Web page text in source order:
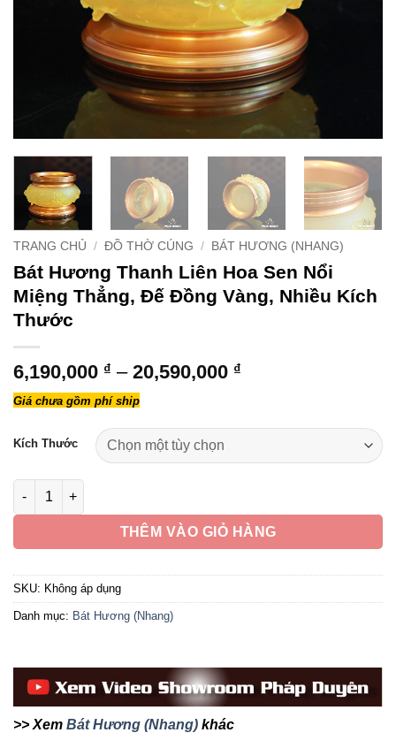
TRANG CHỦ / ĐỒ THỜ CÚNG / BÁT HƯƠNG (NHANG)
Bát Hương Thanh Liên Hoa Sen Nổi
Miệng Thẳng, Đế Đồng Vàng, Nhiều Kích
Thước
6,190,000 ₫ – 20,590,000 ₫
6,190,000 ₫
20,590,000 ₫
Giá chưa gồm phí ship
Kích Thước
Bát Hương Thanh Liên Hoa Sen Nổi Miệng Thẳng, Đế Đồng
THÊM VÀO GIỎ HÀNG
SKU: Không áp dụng
Danh mục: Bát Hương (Nhang)
>> Xem Bát Hương (Nhang) khác